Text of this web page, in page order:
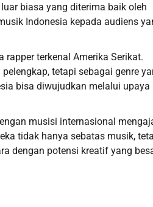
biasa yang diterima baik oleh
Indonesia kepada audiens
terkenal Amerika Serikat.
tetapi sebagai genre
bisa diwujudkan melalui upaya
musisi internasional
tidak hanya sebatas musik,
dengan potensi kreatif yang